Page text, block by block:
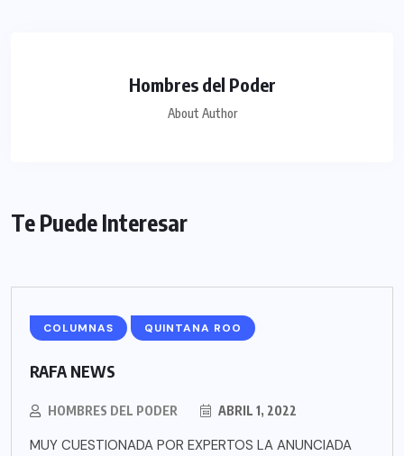
Hombres del Poder
About Author
Te Puede Interesar
COLUMNAS QUINTANA ROO
RAFA NEWS
HOMBRES DEL PODER ABRIL 1, 2022
MUY CUESTIONADA POR EXPERTOS LA ANUNCIADA